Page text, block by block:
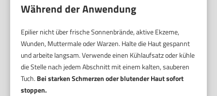
Während der Anwendung
Epilier nicht über frische Sonnenbrände, aktive Ekzeme,
Wunden, Muttermale oder Warzen. Halte die Haut gespannt
und arbeite langsam. Verwende einen Kühlaufsatz oder kühle
die Stelle nach jedem Abschnitt mit einem kalten, sauberen
Tuch. Bei starken Schmerzen oder blutender Haut sofort
stoppen.